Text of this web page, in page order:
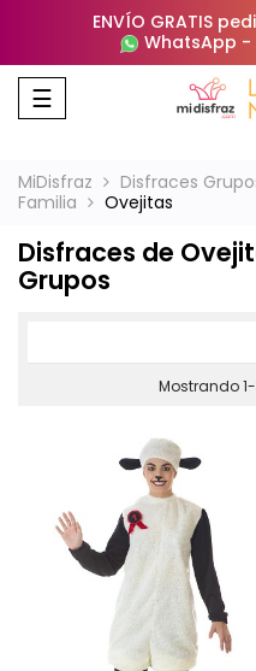
ENVÍO GRATIS
WhatsApp -
Navegación
de
☰
MiDisfraz Disfraces
Familia
Ovejitas
Disfraces de
Grupos
Mostrando